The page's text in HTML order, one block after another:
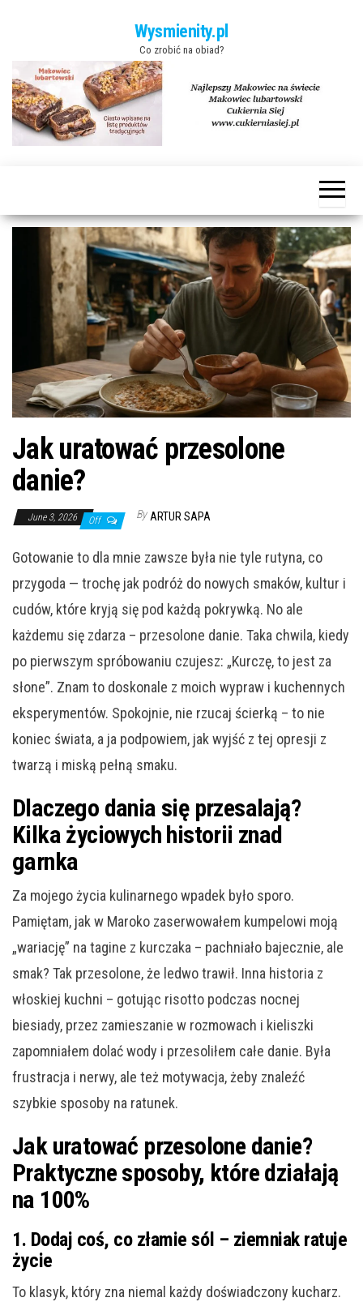
Wysmienity.pl
Co zrobić na obiad?
Jak uratować przesolone
danie?
June 3, 2026 Off By ARTUR SAPA
Gotowanie to dla mnie zawsze była nie tyle rutyna, co
przygoda — trochę jak podróż do nowych smaków, kultur i
cudów, które kryją się pod każdą pokrywką. No ale
każdemu się zdarza – przesolone danie. Taka chwila, kiedy
po pierwszym spróbowaniu czujesz: „Kurczę, to jest za
słone”. Znam to doskonale z moich wypraw i kuchennych
eksperymentów. Spokojnie, nie rzucaj ścierką – to nie
koniec świata, a ja podpowiem, jak wyjść z tej opresji z
twarzą i miską pełną smaku.
Dlaczego dania się przesalają?
Kilka życiowych historii znad
garnka
Za mojego życia kulinarnego wpadek było sporo.
Pamiętam, jak w Maroko zaserwowałem kumpelowi moją
„wariację” na tagine z kurczaka – pachniało bajecznie, ale
smak? Tak przesolone, że ledwo trawił. Inna historia z
włoskiej kuchni – gotując risotto podczas nocnej
biesiady, przez zamieszanie w rozmowach i kieliszki
zapomniałem dolać wody i przesoliłem całe danie. Była
frustracja i nerwy, ale też motywacja, żeby znaleźć
szybkie sposoby na ratunek.
Jak uratować przesolone danie?
Praktyczne sposoby, które działają
na 100%
1. Dodaj coś, co złamie sól – ziemniak ratuje
życie
To klasyk, który zna niemal każdy doświadczony kucharz.